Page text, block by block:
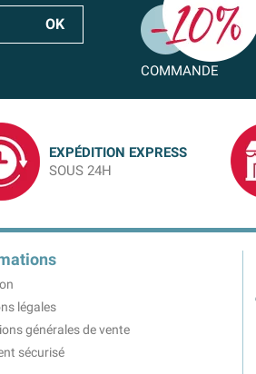
COMMANDE
EXPÉDITION EXPRESS
SOUS 24H
légales
générales de vente
sécurisé